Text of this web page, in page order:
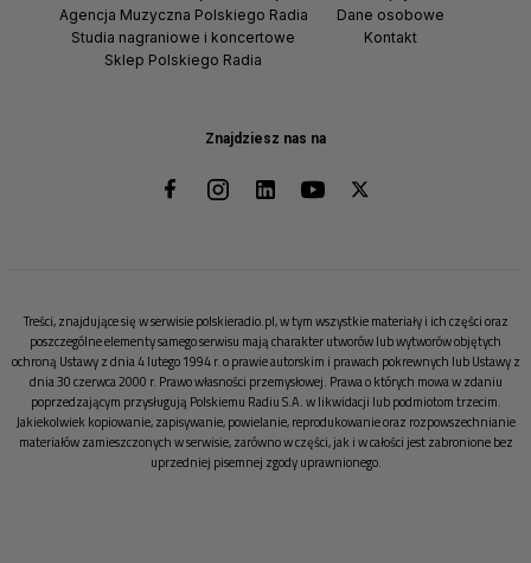
Znajdziesz nas na
Agencja Muzyczna Polskiego Radia
Studia nagraniowe i koncertowe
Sklep Polskiego Radia
Dane osobowe
Kontakt
Treści, znajdujące się w serwisie polskieradio.pl, w tym wszystkie materiały i ich części oraz
poszczególne elementy samego serwisu mają charakter utworów lub wytworów objętych
ochroną Ustawy z dnia 4 lutego 1994 r. o prawie autorskim i prawach pokrewnych lub Ustawy z
dnia 30 czerwca 2000 r. Prawo własności przemysłowej. Prawa o których mowa w zdaniu
poprzedzającym przysługują Polskiemu Radiu S.A. w likwidacji lub podmiotom trzecim.
Jakiekolwiek kopiowanie, zapisywanie, powielanie, reprodukowanie oraz rozpowszechnianie
materiałów zamieszczonych w serwisie, zarówno w części, jak i w całości jest zabronione bez
uprzedniej pisemnej zgody uprawnionego.